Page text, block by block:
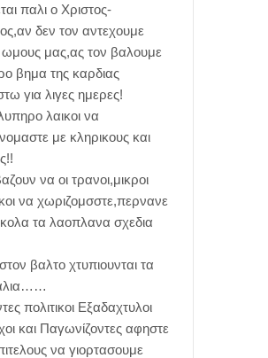
παλι ο Χριστος-
δεν τον αντεχουμε
ωμους μας,ας τον βαλουμε
βημα της καρδιας
για λιγες ημερες!
λαικοι να
με κληρικους και
να οι τρανοι,μικροι
να χωριζομσστε,περνανε
τα λαοπλανα σχεδια
βαλτο χτυπιουνται τα
πολιτικοι Εξαδαχτυλοι
και Παγωνίζοντες αφηστε
να γιορτασουμε